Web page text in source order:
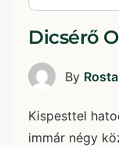
Dicsérő
By
Kispesttel
immár négy